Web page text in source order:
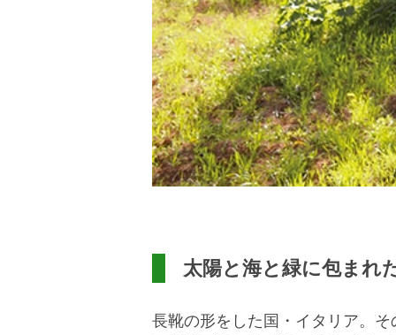
太陽と海と緑に包まれ
長靴の形をした国・イタリア。